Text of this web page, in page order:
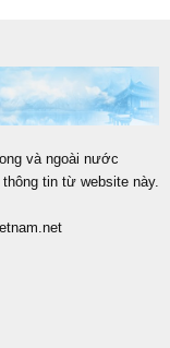
và ngoài nước
tin từ website này.